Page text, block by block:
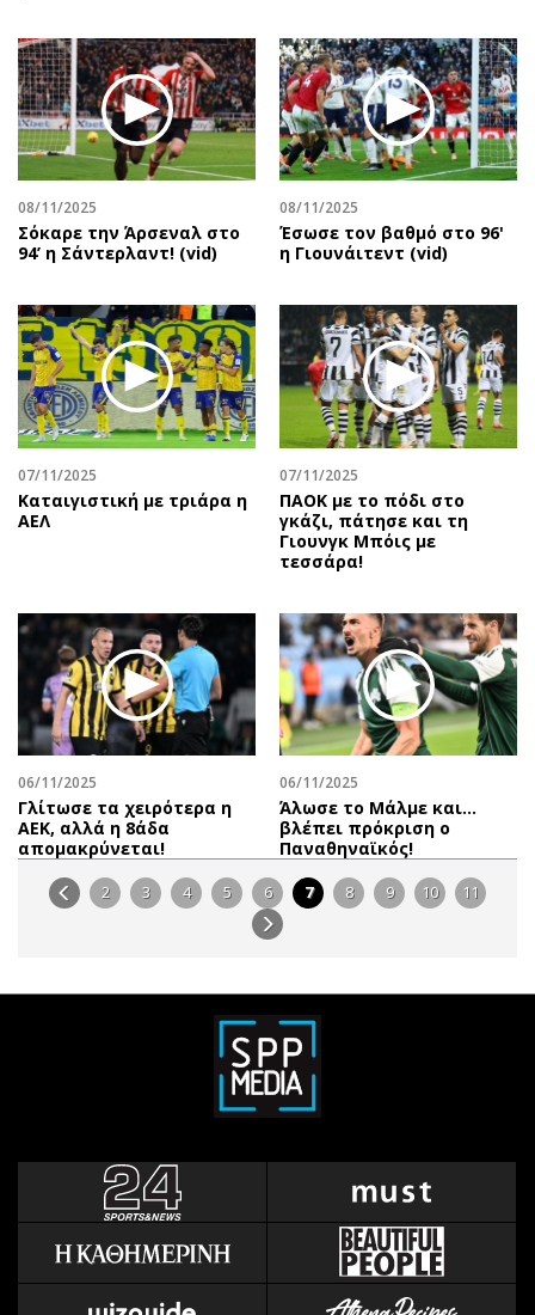
08/11/2025
Σόκαρε την Άρσεναλ στο
94’ η Σάντερλαντ! (vid)
08/11/2025
Έσωσε τον βαθμό στο 96'
η Γιουνάιτεντ (vid)
07/11/2025
Καταιγιστική με τριάρα η
ΑΕΛ
07/11/2025
ΠΑΟΚ με το πόδι στο
γκάζι, πάτησε και τη
Γιουνγκ Μπόις με
τεσσάρα!
06/11/2025
Γλίτωσε τα χειρότερα η
ΑΕΚ, αλλά η 8άδα
απομακρύνεται!
06/11/2025
Άλωσε το Μάλμε και...
βλέπει πρόκριση ο
Παναθηναϊκός!
2 3 4 5 6 7 8 9 10 11